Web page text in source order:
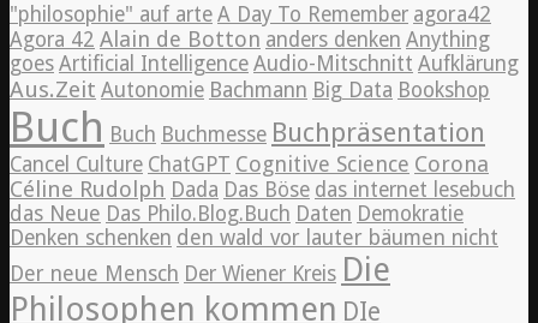
"philosophie" auf arte A Day To Remember agora42
Agora 42 Alain de Botton anders denken Anything
goes Artificial Intelligence Audio-Mitschnitt Aufklärung
Aus.Zeit Autonomie Bachmann Big Data Bookshop
Buch Buch Buchmesse Buchpräsentation
Cancel Culture ChatGPT Cognitive Science Corona
Céline Rudolph Dada Das Böse das internet lesebuch
das Neue Das Philo.Blog.Buch Daten Demokratie
Denken schenken den wald vor lauter bäumen nicht
Der neue Mensch Der Wiener Kreis Die
Philosophen kommen DIe